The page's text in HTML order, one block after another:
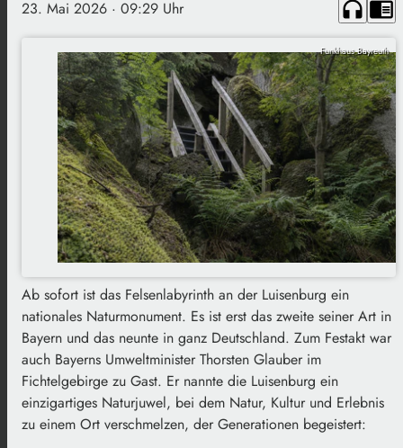
23. Mai 2026 · 09:29 Uhr headphones chrome_reader_mode
Funkhaus Bayreuth
Ab sofort ist das Felsenlabyrinth an der Luisenburg ein
nationales Naturmonument. Es ist erst das zweite seiner Art in
Bayern und das neunte in ganz Deutschland. Zum Festakt war
auch Bayerns Umweltminister Thorsten Glauber im
Fichtelgebirge zu Gast. Er nannte die Luisenburg ein
einzigartiges Naturjuwel, bei dem Natur, Kultur und Erlebnis
zu einem Ort verschmelzen, der Generationen begeistert: